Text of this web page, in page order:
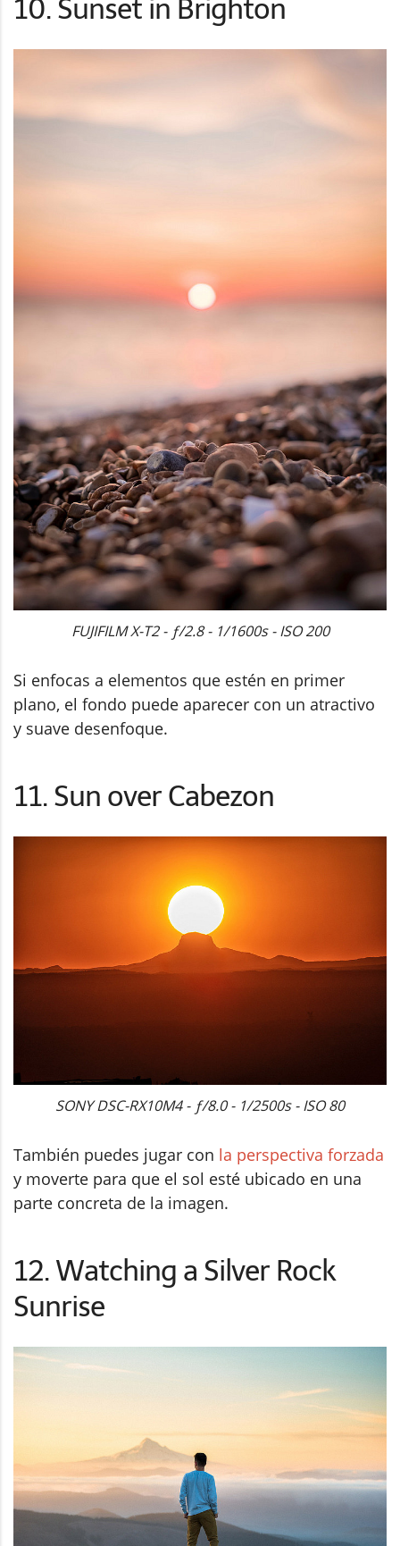
10. Sunset in Brighton
FUJIFILM X-T2 - ƒ/2.8 - 1/1600s - ISO 200
Si enfocas a elementos que estén en primer
plano, el fondo puede aparecer con un atractivo
y suave desenfoque.
11. Sun over Cabezon
SONY DSC-RX10M4 - ƒ/8.0 - 1/2500s - ISO 80
También puedes jugar con la perspectiva forzada
y moverte para que el sol esté ubicado en una
parte concreta de la imagen.
12. Watching a Silver Rock
Sunrise